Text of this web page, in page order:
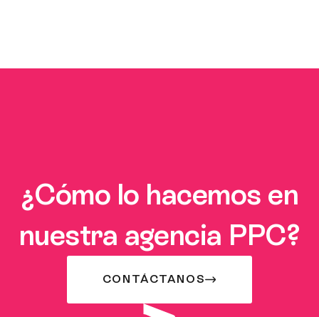
¿Cómo lo hacemos en
nuestra agencia PPC?
CONTÁCTANOS